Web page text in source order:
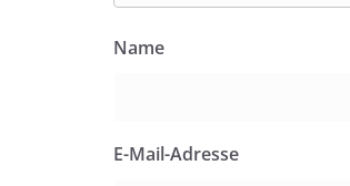
Name
E-Mail-Adresse